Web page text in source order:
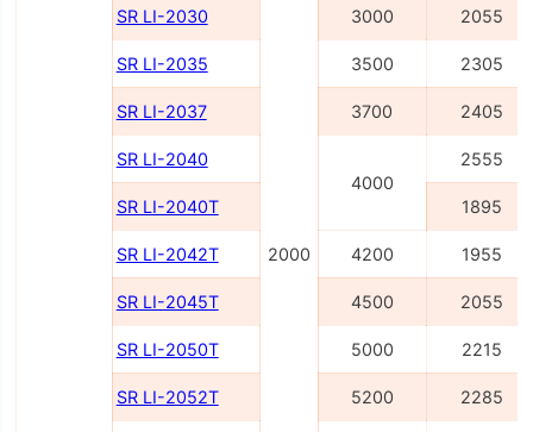
2000
SR LI-2030 3000 2055
SR LI-2035 3500 2305
SR LI-2037 3700 2405
SR LI-2040
4000
2555
SR LI-2040Т 1895
SR LI-2042Т 4200 1955
SR LI-2045Т 4500 2055
SR LI-2050Т 5000 2215
SR LI-2052Т 5200 2285